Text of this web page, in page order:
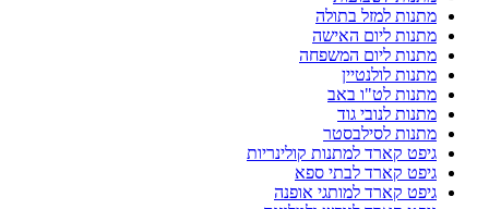
מתנות למזל בתולה
מתנות ליום האישה
מתנות ליום המשפחה
מתנות לולנטיין
מתנות לט"ו באב
מתנות לנובי גוד
מתנות לסילבסטר
גיפט קארד למתנות קולינריות
גיפט קארד לבתי ספא
גיפט קארד למותגי אופנה